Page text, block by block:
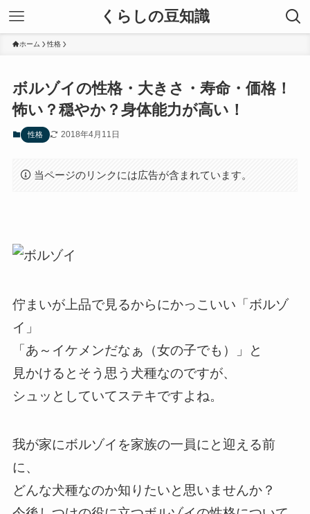
くらしの豆知識
ホーム 性格
ボルゾイの性格・大きさ・寿命・価格！
怖い？穏やか？身体能力が高い！
性格 2018年4月11日
当ページのリンクには広告が含まれています。
佇まいが上品で見るからにかっこいい「ボルゾ
イ」
「あ～イケメンだなぁ（女の子でも）」と
見かけるとそう思う犬種なのですが、
シュッとしていてステキですよね。
我が家にボルゾイを家族の一員にと迎える前
に、
どんな犬種なのか知りたいと思いませんか？